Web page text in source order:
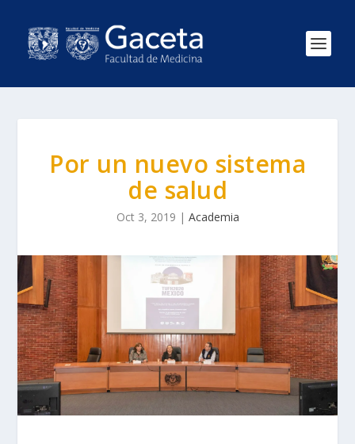
Por un nuevo sistema
de salud
Oct 3, 2019 | Academia